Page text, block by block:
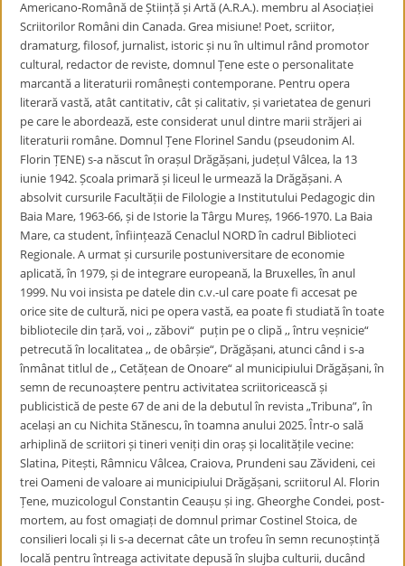
Americano-Română de Știință și Artă (A.R.A.). membru al Asociației
Scriitorilor Români din Canada. Grea misiune! Poet, scriitor,
dramaturg, filosof, jurnalist, istoric și nu în ultimul rând promotor
cultural, redactor de reviste, domnul Țene este o personalitate
marcantă a literaturii românești contemporane. Pentru opera
literară vastă, atât cantitativ, cât și calitativ, și varietatea de genuri
pe care le abordează, este considerat unul dintre marii străjeri ai
literaturii române. Domnul Țene Florinel Sandu (pseudonim Al.
Florin ȚENE) s-a născut în orașul Drăgășani, județul Vâlcea, la 13
iunie 1942. Școala primară și liceul le urmează la Drăgășani. A
absolvit cursurile Facultății de Filologie a Institutului Pedagogic din
Baia Mare, 1963-66, și de Istorie la Târgu Mureș, 1966-1970. La Baia
Mare, ca student, înființează Cenaclul NORD în cadrul Biblioteci
Regionale. A urmat și cursurile postuniversitare de economie
aplicată, în 1979, și de integrare europeană, la Bruxelles, în anul
1999. Nu voi insista pe datele din c.v.-ul care poate fi accesat pe
orice site de cultură, nici pe opera vastă, ea poate fi studiată în toate
bibliotecile din țară, voi ,, zăbovi“ puțin pe o clipă ,, întru veșnicie“
petrecută în localitatea ,, de obârșie“, Drăgășani, atunci când i s-a
înmânat titlul de ,, Cetățean de Onoare“ al municipiului Drăgășani, în
semn de recunoaștere pentru activitatea scriitoricească și
publicistică de peste 67 de ani de la debutul în revista „Tribuna”, în
același an cu Nichita Stănescu, în toamna anului 2025. Într-o sală
arhiplină de scriitori și tineri veniți din oraș și localitățile vecine:
Slatina, Pitești, Râmnicu Vâlcea, Craiova, Prundeni sau Zăvideni, cei
trei Oameni de valoare ai municipiului Drăgășani, scriitorul Al. Florin
Țene, muzicologul Constantin Ceaușu și ing. Gheorghe Condei, post-
mortem, au fost omagiați de domnul primar Costinel Stoica, de
consilieri locali și li s-a decernat câte un trofeu în semn recunoștință
locală pentru întreaga activitate depusă în slujba culturii, ducând